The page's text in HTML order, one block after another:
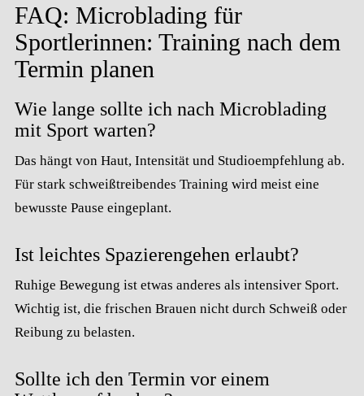
FAQ: Microblading für
Sportlerinnen: Training nach dem
Termin planen
Wie lange sollte ich nach Microblading
mit Sport warten?
Das hängt von Haut, Intensität und Studioempfehlung ab.
Für stark schweißtreibendes Training wird meist eine
bewusste Pause eingeplant.
Ist leichtes Spazierengehen erlaubt?
Ruhige Bewegung ist etwas anderes als intensiver Sport.
Wichtig ist, die frischen Brauen nicht durch Schweiß oder
Reibung zu belasten.
Sollte ich den Termin vor einem